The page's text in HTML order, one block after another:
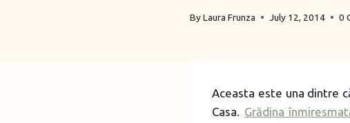
ByLaura Frunza July 12, 2014 0
Aceasta este una dintre
Casa. Grădina